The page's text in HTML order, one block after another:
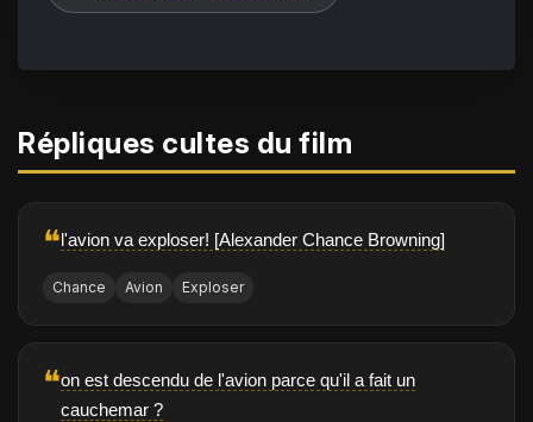
Répliques cultes du film
❝l'avion va exploser! [Alexander Chance Browning]
Chance Avion Exploser
❝on est descendu de l'avion parce qu'il a fait un
cauchemar ?